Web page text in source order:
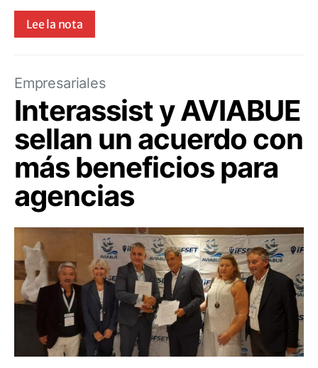
Lee la nota
Empresariales
Interassist y AVIABUE
sellan un acuerdo con
más beneficios para
agencias